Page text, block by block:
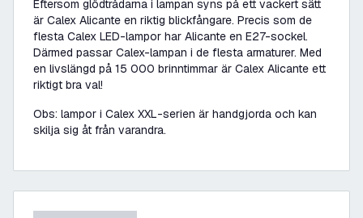
Eftersom glödtrådarna i lampan syns på ett vackert sätt
är Calex Alicante en riktig blickfångare. Precis som de
flesta Calex LED-lampor har Alicante en E27-sockel.
Därmed passar Calex-lampan i de flesta armaturer. Med
en livslängd på 15 000 brinntimmar är Calex Alicante ett
riktigt bra val!
Obs: lampor i Calex XXL-serien är handgjorda och kan
skilja sig åt från varandra.